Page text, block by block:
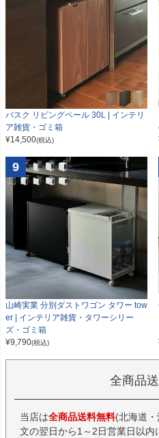
バスク リビングペール 30L | インテリ
ア雑貨・ゴミ箱
¥14,500(税込)
9
山崎実業 分別ダストワゴン タワー tow
er | インテリア雑貨・タワーシリー
ズ・ゴミ箱
¥9,790(税込)
全商品
当店は全商品送料無料(北海道
文の翌日から1～2日営業日以